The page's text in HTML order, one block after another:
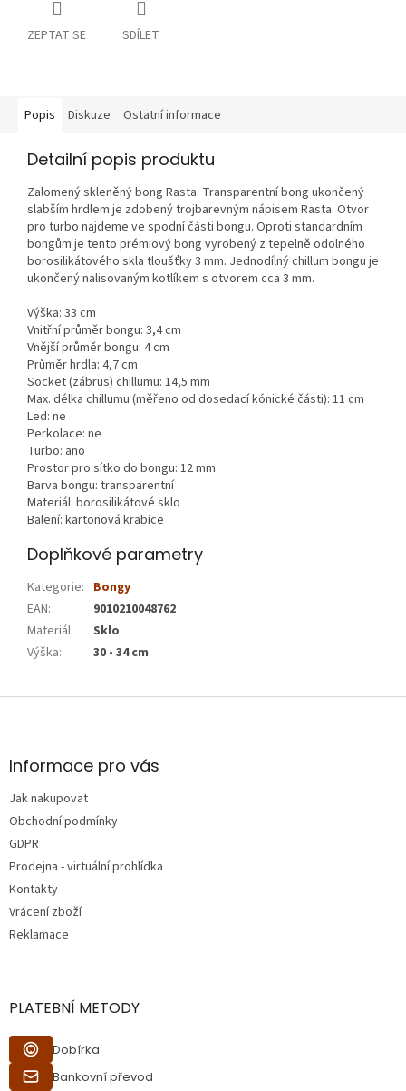
ZEPTAT SE SDÍLET
Popis Diskuze Ostatní informace
Detailní popis produktu
Zalomený skleněný bong Rasta. Transparentní bong ukončený
slabším hrdlem je zdobený trojbarevným nápisem Rasta. Otvor
pro turbo najdeme ve spodní části bongu. Oproti standardním
bongům je tento prémiový bong vyrobený z tepelně odolného
borosilikátového skla tloušťky 3 mm. Jednodílný chillum bongu je
ukončený nalisovaným kotlíkem s otvorem cca 3 mm.
Výška: 33 cm
Vnitřní průměr bongu: 3,4 cm
Vnější průměr bongu: 4 cm
Průměr hrdla: 4,7 cm
Socket (zábrus) chillumu: 14,5 mm
Max. délka chillumu (měřeno od dosedací kónické části): 11 cm
Led: ne
Perkolace: ne
Turbo: ano
Prostor pro sítko do bongu: 12 mm
Barva bongu: transparentní
Materiál: borosilikátové sklo
Balení: kartonová krabice
Doplňkové parametry
Kategorie: Bongy
EAN:
9010210048762
Materiál:
Sklo
Výška: 30 - 34 cm
Z
aInformace pro vás
Jak nakupovat
Obchodní podmínky
GDPR
Prodejna - virtuální prohlídka
Kontakty
Vrácení zboží
Reklamace
PLATEBNÍ METODY
Dobírka
Bankovní převod